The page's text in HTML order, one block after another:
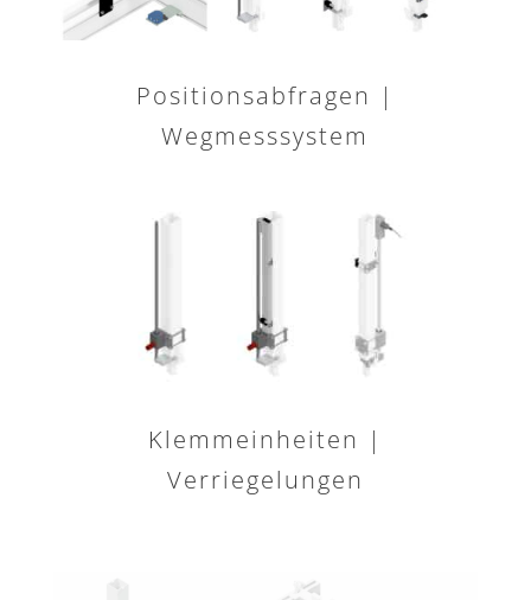
Positionsabfragen |
Wegmesssystem
Klemmeinheiten |
Verriegelungen